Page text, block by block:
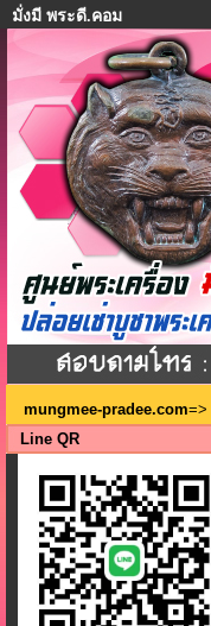
มั่งมี พระดี.คอม
mungmee-pradee.com=>
Line QR